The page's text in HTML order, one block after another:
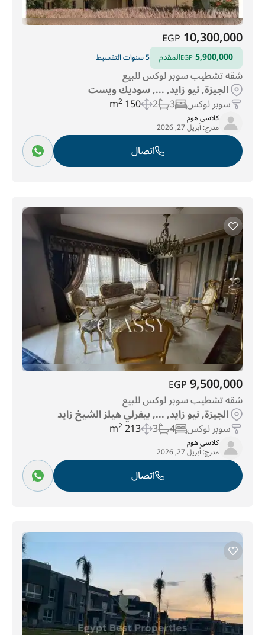
10,300,000
EGP
5,900,000
EGPالمقدم 5 سنوات التقسيط
شقه تشطيب سوبر لوكس للبيع
الجيزة, نيو زايد, ..., سوديك ويست
سوبر لوكس 3
2
150 m
2
كلاسى هوم
مدرج:أبريل 27, 2026
اتصال
9,500,000
EGP
شقه تشطيب سوبر لوكس للبيع
الجيزة, نيو زايد, ..., بيفرلي هيلز الشيخ زايد
سوبر لوكس 4
3
213 m
2
كلاسى هوم
مدرج:أبريل 27, 2026
اتصال